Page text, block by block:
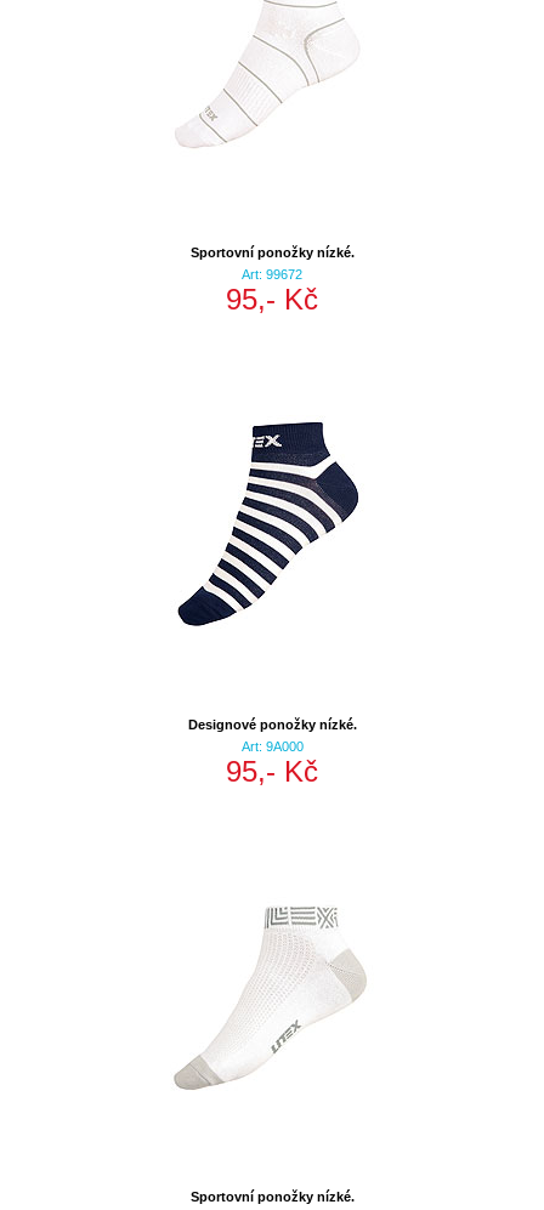
Sportovní ponožky nízké.
Art: 99672
95,- Kč
Designové ponožky nízké.
Art: 9A000
95,- Kč
Sportovní ponožky nízké.